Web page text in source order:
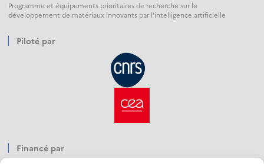
Programme et équipements prioritaires de recherche sur le
développement de matériaux innovants par l’intelligence artificielle
Piloté par
Financé par